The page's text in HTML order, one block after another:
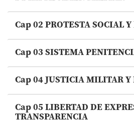
Cap 02 PROTESTA SOCIAL
Cap 03 SISTEMA
Cap 04 JUSTICIA MILITAR
Cap 05 LIBERTAD DE
TRANSPARENCIA